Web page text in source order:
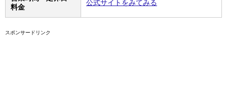
料金
公式サイトをみてみる
スポンサードリンク